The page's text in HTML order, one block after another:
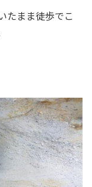
たまま徒歩でこ